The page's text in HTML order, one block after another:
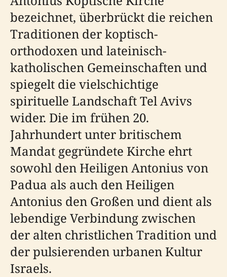
bezeichnet, überbrückt die reichen
Traditionen der koptisch-
orthodoxen und lateinisch-
katholischen Gemeinschaften und
spiegelt die vielschichtige
spirituelle Landschaft Tel Avivs
wider. Die im frühen 20.
Jahrhundert unter britischem
Mandat gegründete Kirche ehrt
sowohl den Heiligen Antonius von
Padua als auch den Heiligen
Antonius den Großen und dient als
lebendige Verbindung zwischen
der alten christlichen Tradition und
der pulsierenden urbanen Kultur
Israels.